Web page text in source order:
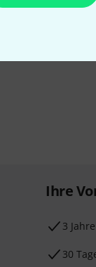
gewinne mit
Ihre
3
30